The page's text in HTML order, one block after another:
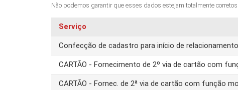
Não podemos garantir que esses dados estejam totalmente
Serviço
Confecção de cadastro para início de relacionamento
CARTÃO - Fornecimento de 2º via de cartão com
CARTÃO - Fornec. de 2ª via de cartão com função